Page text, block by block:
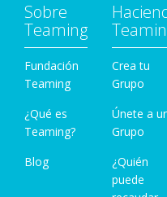
Sobre
Teaming
Fundación
Teaming
¿Qué es
Teaming?
Blog
Crea tu
Grupo
Únete a
Grupo
¿Quién
puede